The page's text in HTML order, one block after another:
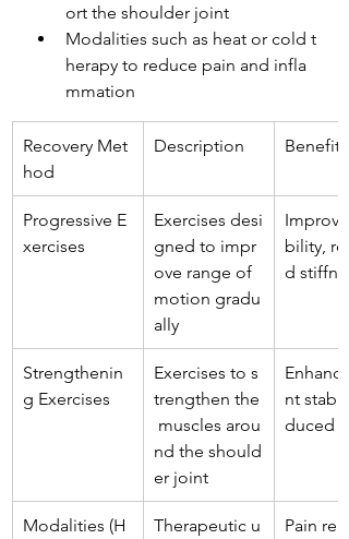
ort the shoulder joint
Modalities such as heat or cold t
herapy to reduce pain and infla
mmation
Recovery Met
hod
Description Benefits
Progressive E
xercises
Exercises desi
gned to impr
ove range of
motion gradu
ally
bility,
d
Strengthenin
g Exercises
Exercises to s
trengthen the
muscles arou
nd the should
er joint
nt
duced
Modalities (H
Therapeutic u
Pain